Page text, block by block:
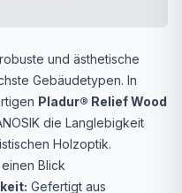
und ästhetische
Gebäudetypen. In
Pladur® Relief Wood
die Langlebigkeit
Holzoptik.
Blick
Gefertigt aus